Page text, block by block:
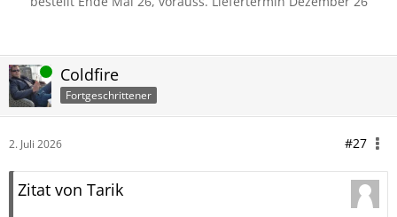
Online Coldfire
Fortgeschrittener
2. Juli 2026 #27
Zitat von Tarik